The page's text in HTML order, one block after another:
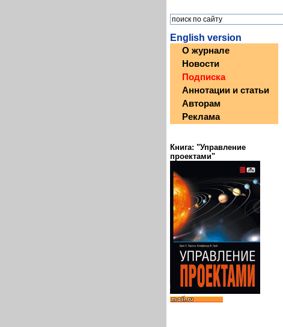
English version
О журнале
Новости
Подписка
Аннотации и статьи
Авторам
Реклама
Книга: "Управление
проектами"